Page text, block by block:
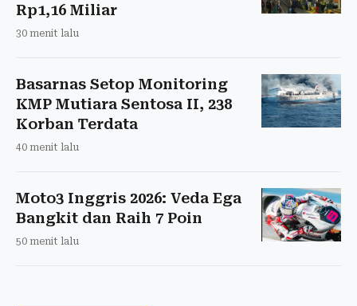
Rp1,16 Miliar
30 menit lalu
Basarnas Setop Monitoring
KMP Mutiara Sentosa II, 238
Korban Terdata
40 menit lalu
Moto3 Inggris 2026: Veda Ega
Bangkit dan Raih 7 Poin
50 menit lalu